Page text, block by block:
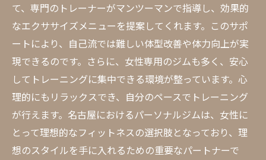
て、専門のトレーナーがマンツーマンで指導し、効果的
なエクササイズメニューを提案してくれます。このサポ
ートにより、自己流では難しい体型改善や体力向上が実
現できるのです。さらに、女性専用のジムも多く、安心
してトレーニングに集中できる環境が整っています。心
理的にもリラックスでき、自分のペースでトレーニング
が行えます。名古屋におけるパーソナルジムは、女性に
とって理想的なフィットネスの選択肢となっており、理
想のスタイルを手に入れるための重要なパートナーで